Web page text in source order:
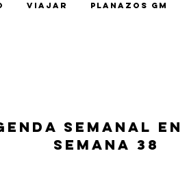
Viajar Planazos GM
semanal en
Semana 38